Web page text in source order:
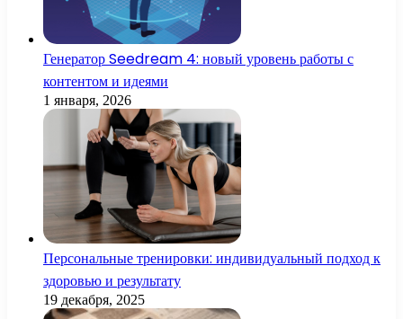
Генератор Seedream 4: новый уровень работы с
контентом и идеями
1 января, 2026
Персональные тренировки: индивидуальный подход к
здоровью и результату
19 декабря, 2025